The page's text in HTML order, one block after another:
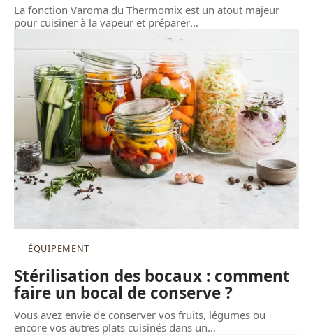
La fonction Varoma du Thermomix est un atout majeur
pour cuisiner à la vapeur et préparer…
ÉQUIPEMENT
Stérilisation des bocaux : comment
faire un bocal de conserve ?
Vous avez envie de conserver vos fruits, légumes ou
encore vos autres plats cuisinés dans un…